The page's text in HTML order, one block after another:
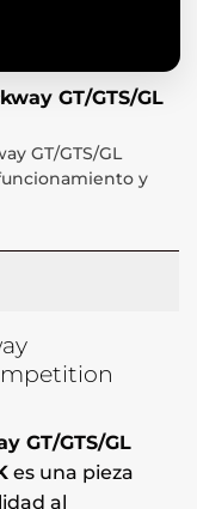
GT/GTS/GL
GT/GTS/GL
y
GT/GTS/GL
es una pieza
al